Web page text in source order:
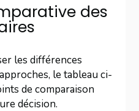
des
les différences
le tableau ci-
de comparaison
décision.